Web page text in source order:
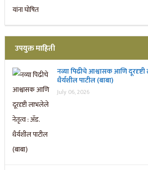
उपयुक्त माहिती
नव्या पिढीचे आश्वासक आणि
धैर्यशील पाटील (बाबा)
July 06, 2026